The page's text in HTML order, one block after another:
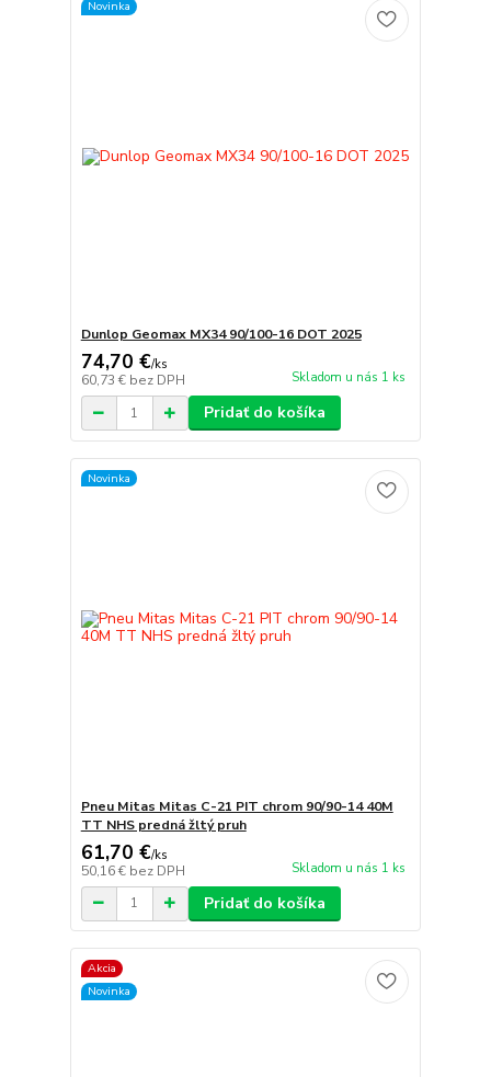
Novinka
Dunlop Geomax MX34 90/100-16 DOT 2025
74,70 €/ks
60,73 € bez DPH Skladom u nás 1 ks
Pridať do košíka
Novinka
Pneu Mitas Mitas C-21 PIT chrom 90/90-14 40M
TT NHS predná žltý pruh
61,70 €/ks
50,16 € bez DPH Skladom u nás 1 ks
Pridať do košíka
Akcia
Novinka